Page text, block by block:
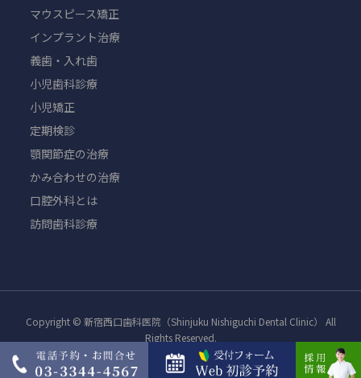
マウスピース矯正
インプラント治療
義歯・入れ歯
小児歯科診療
小児矯正
定期検診
顎関節症の治療
かみ合わせの治療
口腔外科とは
訪問歯科診療
Copyright © 新宿西口歯科医院（Shinjuku Nishiguchi Dental Clinic） All
Rights Reserved.